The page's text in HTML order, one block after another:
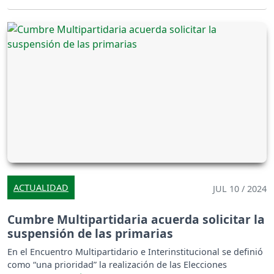
ACTUALIDAD JUL 10 / 2024
Cumbre Multipartidaria acuerda solicitar la
suspensión de las primarias
En el Encuentro Multipartidario e Interinstitucional se definió
como “una prioridad” la realización de las Elecciones